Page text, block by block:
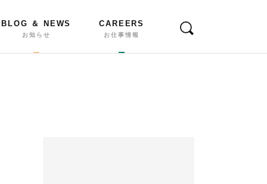
BLOG ＆ NEWS
お知らせ
CAREERS
お仕事情報